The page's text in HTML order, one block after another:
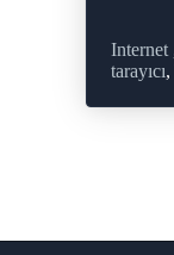
Internet
tarayıcı,